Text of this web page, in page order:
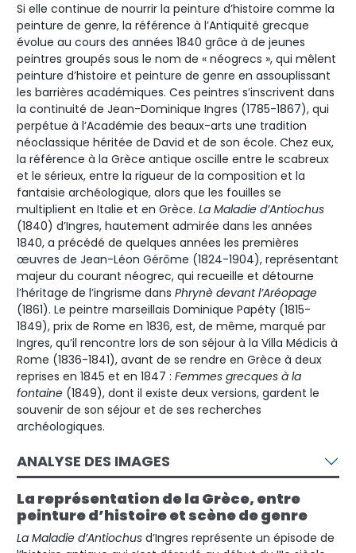
Si elle continue de nourrir la peinture d’histoire comme la
peinture de genre, la référence à l’Antiquité grecque
évolue au cours des années 1840 grâce à de jeunes
peintres groupés sous le nom de « néogrecs », qui mêlent
peinture d’histoire et peinture de genre en assouplissant
les barrières académiques. Ces peintres s’inscrivent dans
la continuité de Jean-Dominique Ingres (1785-1867), qui
perpétue à l’Académie des beaux-arts une tradition
néoclassique héritée de David et de son école. Chez eux,
la référence à la Grèce antique oscille entre le scabreux
et le sérieux, entre la rigueur de la composition et la
fantaisie archéologique, alors que les fouilles se
multiplient en Italie et en Grèce. La Maladie d’Antiochus
(1840) d’Ingres, hautement admirée dans les années
1840, a précédé de quelques années les premières
œuvres de Jean-Léon Gérôme (1824-1904), représentant
majeur du courant néogrec, qui recueille et détourne
l’héritage de l’ingrisme dans Phrynè devant l’Aréopage
(1861). Le peintre marseillais Dominique Papéty (1815-
1849), prix de Rome en 1836, est, de même, marqué par
Ingres, qu’il rencontre lors de son séjour à la Villa Médicis à
Rome (1836-1841), avant de se rendre en Grèce à deux
reprises en 1845 et en 1847 : Femmes grecques à la
fontaine (1849), dont il existe deux versions, gardent le
souvenir de son séjour et de ses recherches
archéologiques.
ANALYSE DES IMAGES
La représentation de la Grèce, entre
peinture d’histoire et scène de genre
La Maladie d’Antiochus d’Ingres représente un épisode de